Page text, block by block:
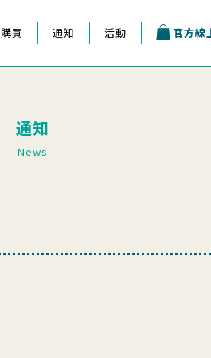
購買 通知 活動 官方線
通知
News